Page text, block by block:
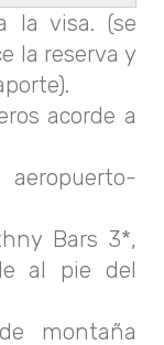
la visa. (se
la reserva y
acorde a
Bars 3*,
al pie del
montaña